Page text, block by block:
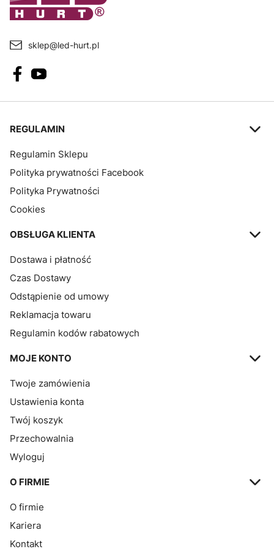
sklep@led-hurt.pl
Linki w stopce
REGULAMIN
Regulamin Sklepu
Polityka prywatności Facebook
Polityka Prywatności
Cookies
OBSŁUGA KLIENTA
Dostawa i płatność
Czas Dostawy
Odstąpienie od umowy
Reklamacja towaru
Regulamin kodów rabatowych
MOJE KONTO
Twoje zamówienia
Ustawienia konta
Twój koszyk
Przechowalnia
Wyloguj
O FIRMIE
O firmie
Kariera
Kontakt